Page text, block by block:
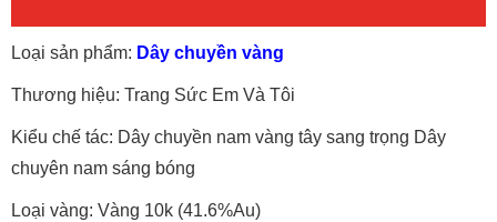
Loại sản phẩm: Dây chuyền vàng
Thương hiệu: Trang Sức Em Và Tôi
Kiểu chế tác: Dây chuyền nam vàng tây sang trọng Dây
chuyên nam sáng bóng
Loại vàng: Vàng 10k (41.6%Au)